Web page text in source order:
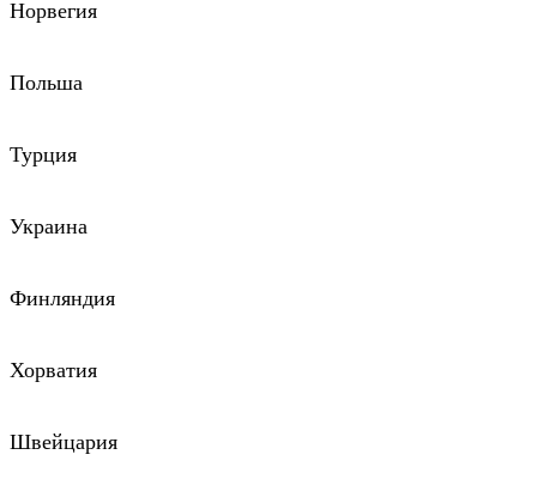
Норвегия
Польша
Турция
Украина
Финляндия
Хорватия
Швейцария